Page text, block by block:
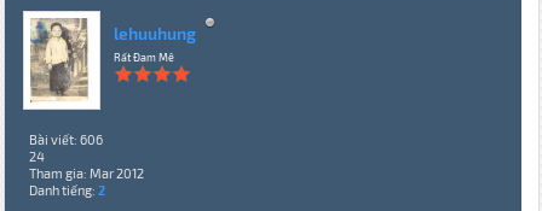
lehuuhung
Rất Đam Mê
Bài viết: 606
24
Tham gia: Mar 2012
Danh tiếng: 2